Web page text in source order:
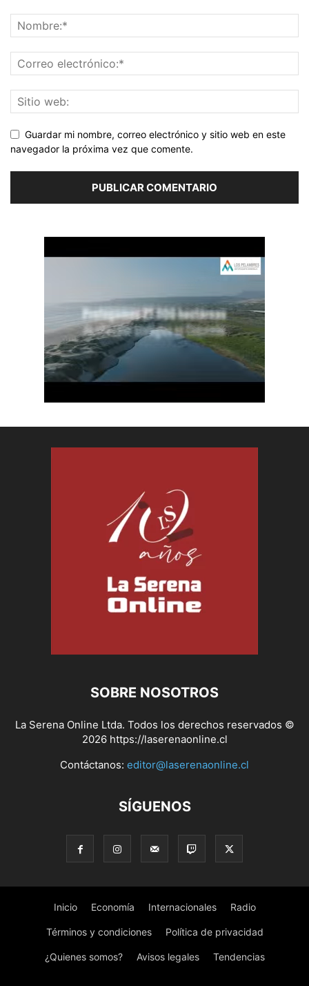
Guardar mi nombre, correo electrónico y sitio web en este
navegador la próxima vez que comente.
SOBRE NOSOTROS
La Serena Online Ltda. Todos los derechos reservados ©
2026 https://laserenaonline.cl
Contáctanos: editor@laserenaonline.cl
SÍGUENOS
Inicio Economía Internacionales Radio
Términos y condiciones Política de privacidad
¿Quienes somos? Avisos legales Tendencias